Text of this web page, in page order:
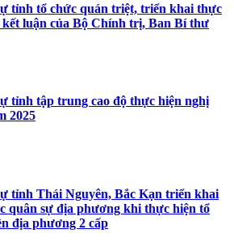
tỉnh tổ chức quán triệt, triển khai thực
kết luận của Bộ Chính trị, Ban Bí thư
tỉnh tập trung cao độ thực hiện nghị
2025
tỉnh Thái Nguyên, Bắc Kạn triển khai
quân sự địa phương khi thực hiện tổ
địa phương 2 cấp